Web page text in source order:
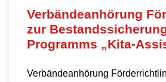
Verbändeanhörung
zur
Programms „Kita-
Verbändeanhörung